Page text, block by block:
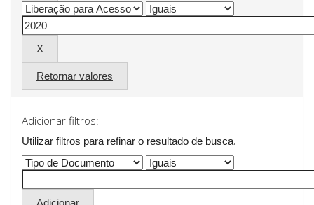
Retornar valores
Adicionar filtros:
Utilizar filtros para refinar o resultado de busca.